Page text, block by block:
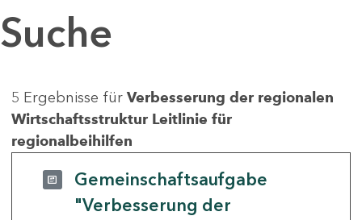
Suche
5 Ergebnisse für Verbesserung der regionalen
Wirtschaftsstruktur Leitlinie für
regionalbeihilfen
Gemeinschaftsaufgabe
"Verbesserung der